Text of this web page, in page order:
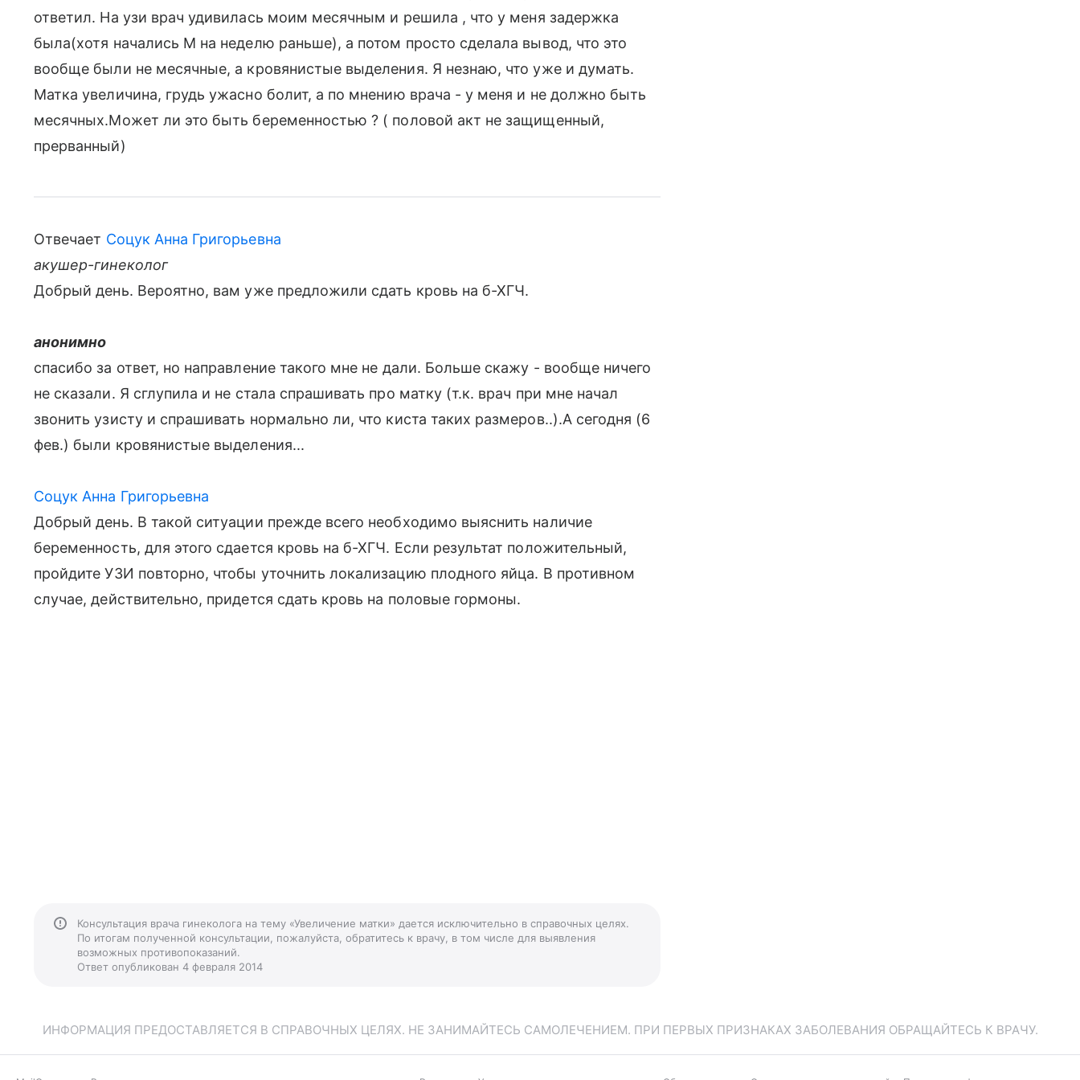
ответил. На узи врач удивилась моим месячным и решила , что у меня задержка
была(хотя начались М на неделю раньше), а потом просто сделала вывод, что это
вообще были не месячные, а кровянистые выделения. Я незнаю, что уже и думать.
Матка увеличина, грудь ужасно болит, а по мнению врача - у меня и не должно быть
месячных.Может ли это быть беременностью ? ( половой акт не защищенный,
прерванный)
Отвечает Соцук Анна Григорьевна
акушер-гинеколог
Добрый день. Вероятно, вам уже предложили сдать кровь на б-ХГЧ.
анонимно
спасибо за ответ, но направление такого мне не дали. Больше скажу - вообще ничего
не сказали. Я сглупила и не стала спрашивать про матку (т.к. врач при мне начал
звонить узисту и спрашивать нормально ли, что киста таких размеров..).А сегодня (6
фев.) были кровянистые выделения...
Соцук Анна Григорьевна
Добрый день. В такой ситуации прежде всего необходимо выяснить наличие
беременность, для этого сдается кровь на б-ХГЧ. Если результат положительный,
пройдите УЗИ повторно, чтобы уточнить локализацию плодного яйца. В противном
случае, действительно, придется сдать кровь на половые гормоны.
Консультация врача гинеколога на тему «Увеличение матки» дается исключительно в справочных целях.
По итогам полученной консультации, пожалуйста, обратитесь к врачу, в том числе для выявления
возможных противопоказаний.
Ответ опубликован 4 февраля 2014
ИНФОРМАЦИЯ ПРЕДОСТАВЛЯЕТСЯ В СПРАВОЧНЫХ ЦЕЛЯХ. НЕ ЗАНИМАЙТЕСЬ САМОЛЕЧЕНИЕМ. ПРИ ПЕРВЫХ ПРИЗНАКАХ ЗАБОЛЕВАНИЯ ОБРАЩАЙТЕСЬ К ВРАЧУ.